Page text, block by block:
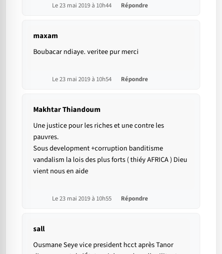
Le 23 mai 2019 à 10h44 Répondre
maxam
Boubacar ndiaye. veritee pur merci
Le 23 mai 2019 à 10h54 Répondre
Makhtar Thiandoum
Une justice pour les riches et une contre les
pauvres.
Sous development +corruption banditisme
vandalism la lois des plus forts ( thiéy AFRICA ) Dieu
vient nous en aide
Le 23 mai 2019 à 10h55 Répondre
sall
Ousmane Seye vice president hcct après Tanor